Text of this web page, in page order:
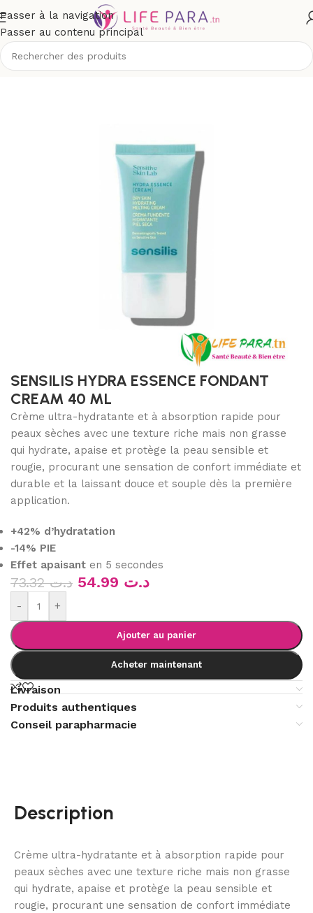
Passer à la navigation
Passer au contenu principal
/Boutique/Visage/Soins anti-taches et dépigmentants
SENSILIS HYDRA ESSENCE FONDANT
CREAM 40 ML
Crème ultra-hydratante et à absorption rapide pour
peaux sèches avec une texture riche mais non grasse
qui hydrate, apaise et protège la peau sensible et
rougie, procurant une sensation de confort immédiate et
durable et la laissant douce et souple dès la première
application.
+42% d’hydratation
-14% PIE
Effet apaisant en 5 secondes
د.ت73.32 د.ت
- +
Ajouter au panier
Acheter maintenant
Livraison
Produits authentiques
Conseil parapharmacie
Description
Crème ultra-hydratante et à absorption rapide pour
peaux sèches avec une texture riche mais non grasse
qui hydrate, apaise et protège la peau sensible et
rougie, procurant une sensation de confort immédiate